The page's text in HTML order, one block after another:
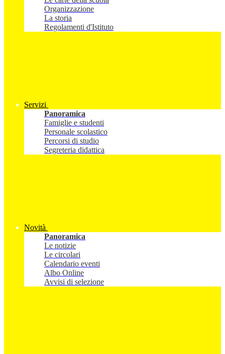
Organizzazione
La storia
Regolamenti d'Istituto
Servizi
Panoramica
Famiglie e studenti
Personale scolastico
Percorsi di studio
Segreteria didattica
Novità
Panoramica
Le notizie
Le circolari
Calendario eventi
Albo Online
Avvisi di selezione